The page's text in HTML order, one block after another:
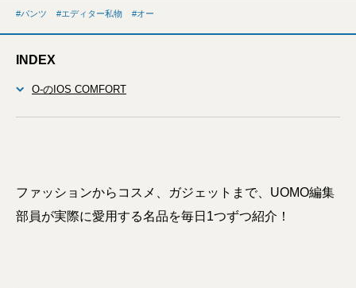
パンツ エディター私物 オー
INDEX
O-のIOS COMFORT
ファッションからコスメ、ガジェットまで、UOMO編集
部員が実際に愛用する名品を毎日1つずつ紹介！